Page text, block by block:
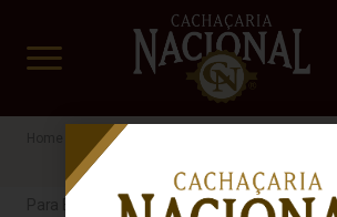
Cachaça